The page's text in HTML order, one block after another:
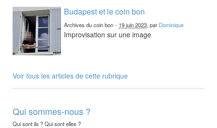
Budapest et le coin bon
Archives du coin bon - 19 juin 2023, par Dominique
Improvisation sur une image
Voir tous les articles de cette rubrique
Qui sommes-nous ?
Qui sont ils ? Qui sont elles ?